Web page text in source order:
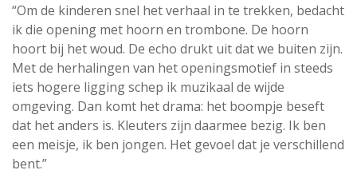
“Om de kinderen snel het verhaal in te trekken, bedacht
ik die opening met hoorn en trombone. De hoorn
hoort bij het woud. De echo drukt uit dat we buiten zijn.
Met de herhalingen van het openingsmotief in steeds
iets hogere ligging schep ik muzikaal de wijde
omgeving. Dan komt het drama: het boompje beseft
dat het anders is. Kleuters zijn daarmee bezig. Ik ben
een meisje, ik ben jongen. Het gevoel dat je verschillend
bent.”